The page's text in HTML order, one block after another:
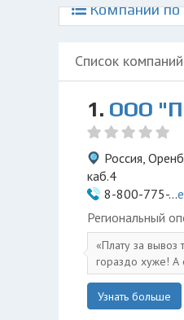
Компании по
Список
1. ООО
Россия,
каб.4
8-800-775-...
Региональный
Плату за вывоз
гораздо хуже! А
Узнать больше